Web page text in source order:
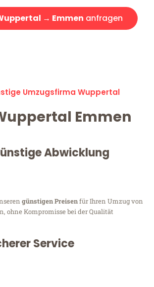
→ Emmen anfragen
Umzugsfirma Wuppertal
Emmen
Abwicklung
günstigen Preisenfür Ihren Umzug von
ohne Kompromisse bei der Qualität
Service